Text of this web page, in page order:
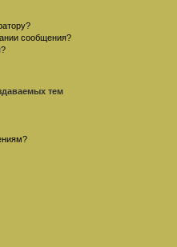
сообщения?
тем